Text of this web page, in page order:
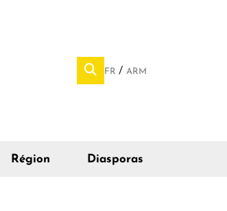
FR ARM
Région Diasporas